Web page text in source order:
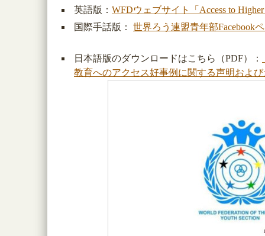
英語版： WFDウェブサイト「Access to Higher
国際手話版： 世界ろう連盟青年部Facebook
日本語版のダウンロードはこちら（PDF）：
教育へのアクセス好事例に関する声明およ